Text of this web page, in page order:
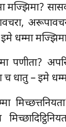
मज्झिमा?
धम्मा
पणीता?
धातु – इमे